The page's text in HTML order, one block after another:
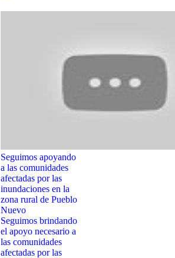
Seguimos apoyando
a las comunidades
afectadas por las
inundaciones en la
zona rural de Pueblo
Nuevo
Seguimos brindando
el apoyo necesario a
las comunidades
afectadas por las